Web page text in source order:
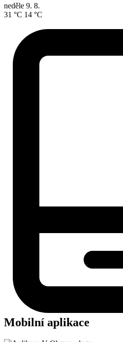
neděle 9. 8.
31 °C 14 °C
Mobilní aplikace